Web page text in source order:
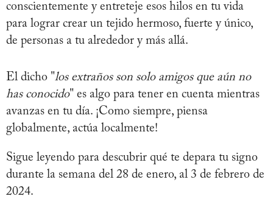
conscientemente y entreteje esos hilos en tu vida
para lograr crear un tejido hermoso, fuerte y único,
de personas a tu alrededor y más allá.
El dicho "los extraños son solo amigos que aún no
has conocido" es algo para tener en cuenta mientras
avanzas en tu día. ¡Como siempre, piensa
globalmente, actúa localmente!
Sigue leyendo para descubrir qué te depara tu signo
durante la semana del 28 de enero, al 3 de febrero de
2024.